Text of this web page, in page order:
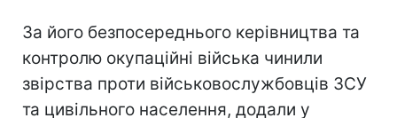
За його безпосереднього керівництва та
контролю окупаційні війська чинили
звірства проти військовослужбовців ЗСУ
та цивільного населення, додали у